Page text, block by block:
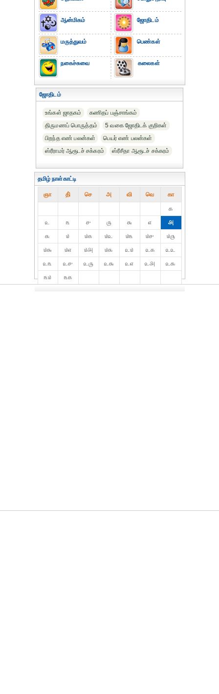
ஆன்மிகம்
மருத்துவம்
நகைச்சுவை
ஜோதிடம்
பெண்கள்
கலைகள்
ஜோதிடம்
உங்கள் ஜாதகம்
கணிதப் பஞ்சாங்கம்
திருமணப் பொருத்தம்
5 வகை ஜோதிடக் குறிகள்
பிறந்த எண் பலன்கள்
பெயர் எண் பலன்கள்
ஸ்ரீராமர் ஆரூடச் சக்கரம்
ஸ்ரீசீதா ஆரூடச் சக்கரம்
தமிழ் நாள்காட்டி
ஞா தி் செ அ வி வெ கா
௧
௨
௩ ௪ ௫ ௬ ௭
௮
௯
௰ ௰௧ ௰௨ ௰௩ ௰௪
௰௫
௰௬
௰௭ ௰௮ ௰௯ ௨௰ ௨௧
௨௨
௨௩
௨௪ ௨௫ ௨௬ ௨௭ ௨௮
௨௯
௩௰
௩௧